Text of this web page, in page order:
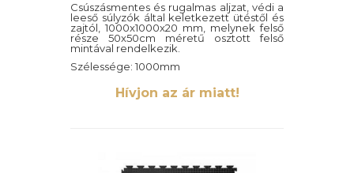
Csúszásmentes és rugalmas aljzat, védi a
leeső súlyzók által keletkezett ütéstől és
zajtól, 1000x1000x20 mm, melynek felső
része 50x50cm méretű osztott felső
mintával rendelkezik.
Szélessége: 1000mm
Hosszúsága: 1000mm
Vastagsága: 20mm
Hívjon az ár miatt!